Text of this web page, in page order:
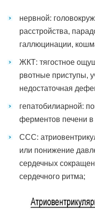
нервной:
расстройства,
галлюцинации,
ЖКТ: тягостное
рвотные приступы,
недостаточная
гепатобилиарной:
ферментов печени в
ССС:
или понижение
сердечных
сердечного ритма;